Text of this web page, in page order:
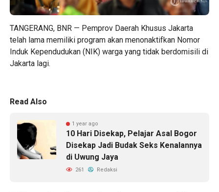
TANGERANG, BNR — Pemprov Daerah Khusus Jakarta
telah lama memiliki program akan menonaktifkan Nomor
Induk Kependudukan (NIK) warga yang tidak berdomisili di
Jakarta lagi.
Read Also
1 year ago
10 Hari Disekap, Pelajar Asal Bogor
Disekap Jadi Budak Seks Kenalannya
di Uwung Jaya
261 Redaksi